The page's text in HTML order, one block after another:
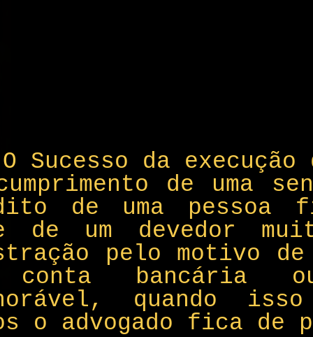
O Sucesso da
de uma
de uma
de um devedor
pelo motivo
conta bancária
quando
o advogado fica de